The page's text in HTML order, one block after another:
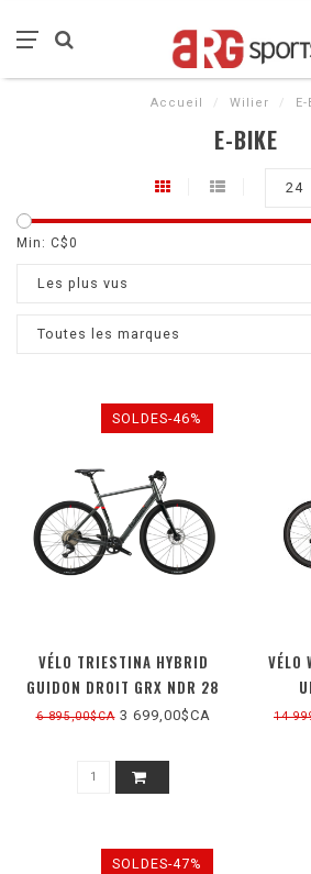
Accueil / Wilier /
E-BIKE
24
Min: C$0
Les plus vus
Toutes les marques
SOLDES-46%
VÉLO TRIESTINA HYBRID
GUIDON DROIT GRX NDR 28
6 895,00$CA3 699,00$CA
VÉLO
14
SOLDES-47%